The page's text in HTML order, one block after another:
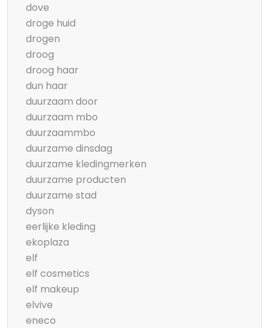
dove
droge huid
drogen
droog
droog haar
dun haar
duurzaam door
duurzaam mbo
duurzaammbo
duurzame dinsdag
duurzame kledingmerken
duurzame producten
duurzame stad
dyson
eerlijke kleding
ekoplaza
elf
elf cosmetics
elf makeup
elvive
eneco